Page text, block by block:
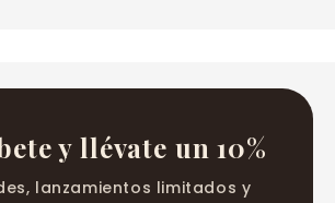
y llévate un 10%
lanzamientos limitados y